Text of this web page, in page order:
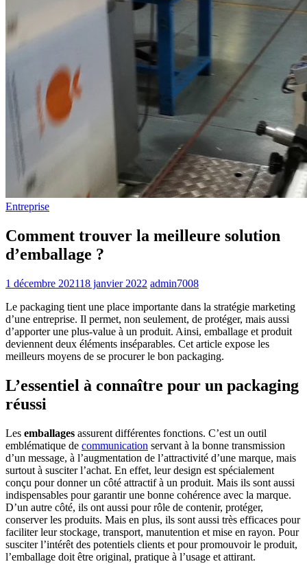
Entreprise
Comment trouver la meilleure solution
d’emballage ?
1 décembre 202118 janvier 2022 admin7008
Le packaging tient une place importante dans la stratégie marketing
d’une entreprise. Il permet, non seulement, de protéger, mais aussi
d’apporter une plus-value à un produit. Ainsi, emballage et produit
deviennent deux éléments inséparables. Cet article expose les
meilleurs moyens de se procurer le bon packaging.
L’essentiel à connaître pour un packaging
réussi
Les emballages assurent différentes fonctions. C’est un outil
emblématique de communication servant à la bonne transmission
d’un message, à l’augmentation de l’attractivité d’une marque, mais
surtout à susciter l’achat. En effet, leur design est spécialement
conçu pour donner un côté attractif à un produit. Mais ils sont aussi
indispensables pour garantir une bonne cohérence avec la marque.
D’un autre côté, ils ont aussi pour rôle de contenir, protéger,
conserver les produits. Mais en plus, ils sont aussi très efficaces pour
faciliter leur stockage, transport, manutention et mise en rayon. Pour
susciter l’intérêt des potentiels clients et pour promouvoir le produit,
l’emballage doit être original, pratique à l’usage et attirant.